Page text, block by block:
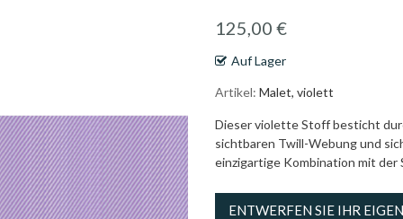
125,00 €
Auf Lager
Artikel Malet, violett
Dieser violette Stoff besticht
sichtbaren Twill-Webung und
einzigartige Kombination mit
ENTWERFEN SIE IHR